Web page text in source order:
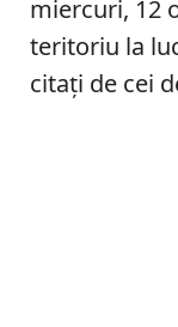
miercuri, 12
teritoriu la
citați de cei